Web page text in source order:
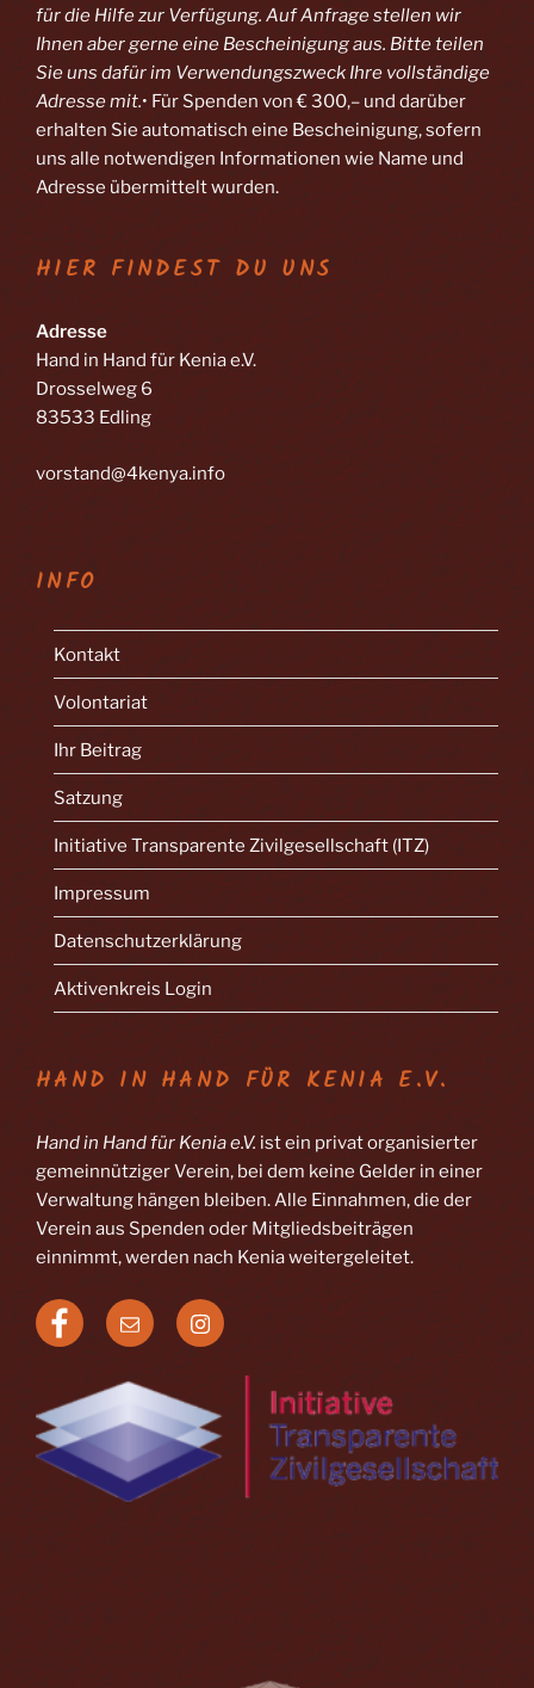
für die Hilfe zur Verfügung. Auf Anfrage stellen wir
Ihnen aber gerne eine Bescheinigung aus. Bitte teilen
Sie uns dafür im Verwendungszweck Ihre vollständige
Adresse mit.• Für Spenden von € 300,– und darüber
erhalten Sie automatisch eine Bescheinigung, sofern
uns alle notwendigen Informationen wie Name und
Adresse übermittelt wurden.
HIER FINDEST DU UNS
Adresse
Hand in Hand für Kenia e.V.
Drosselweg 6
83533 Edling
vorstand@4kenya.info
INFO
Kontakt
Volontariat
Ihr Beitrag
Satzung
Initiative Transparente Zivilgesellschaft (ITZ)
Impressum
Datenschutzerklärung
Aktivenkreis Login
HAND IN HAND FÜR KENIA E.V.
Hand in Hand für Kenia e.V. ist ein privat organisierter
gemeinnütziger Verein, bei dem keine Gelder in einer
Verwaltung hängen bleiben. Alle Einnahmen, die der
Verein aus Spenden oder Mitgliedsbeiträgen
einnimmt, werden nach Kenia weitergeleitet.
Facebook
E-
Mail
Instagram